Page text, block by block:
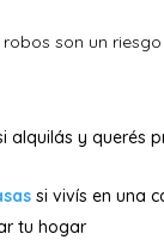
robos son un
alquilás y querés
si vivís en una
tu hogar